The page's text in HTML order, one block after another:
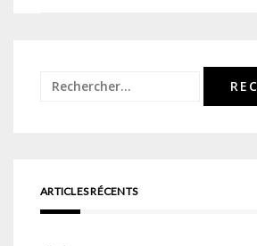
Rechercher :
ARTICLES RÉCENTS